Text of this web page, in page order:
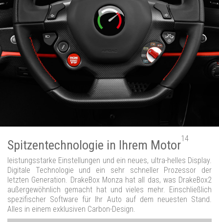
Spitzentechnologie in Ihrem Motor14
leistungsstarke Einstellungen und ein neues, ultra-helles Display.
Digitale Technologie und ein sehr schneller Prozessor der
letzten Generation. DrakeBox Monza hat all das, was DrakeBox2
außergewöhnlich gemacht hat und vieles mehr. Einschließlich
spezifischer Software für Ihr Auto auf dem neuesten Stand.
Alles in einem exklusiven Carbon-Design.